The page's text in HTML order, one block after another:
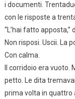
i documenti.
con le risposte a
“L’hai fatto apposta,”
Non risposi. Uscii. La
Con calma.
Il corridoio era
petto. Le dita
prima volta in quattro